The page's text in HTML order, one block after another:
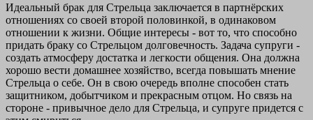
Идеальный брак для Стрельца заключается в партнёрских
отношениях со своей второй половинкой, в одинаковом
отношении к жизни. Общие интересы - вот то, что способно
придать браку со Стрельцом долговечность. Задача супруги -
создать атмосферу достатка и легкости общения. Она должна
хорошо вести домашнее хозяйство, всегда повышать мнение
Стрельца о себе. Он в свою очередь вполне способен стать
защитником, добытчиком и прекрасным отцом. Но связь на
стороне - привычное дело для Стрельца, и супруге придется с